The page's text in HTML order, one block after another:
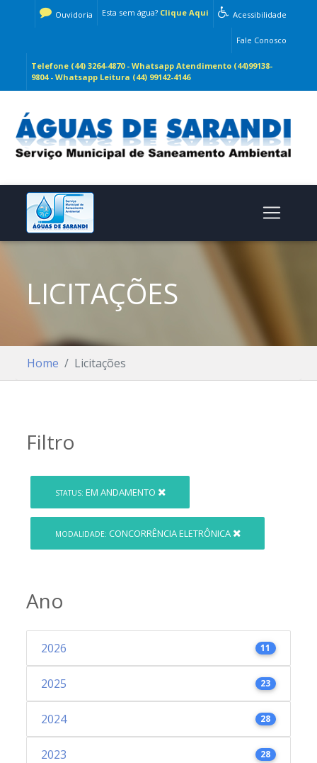
Acessibilidade
Esta sem água? Clique Aqui
Ouvidoria
Fale Conosco
Telefone (44) 3264-4870 - Whatsapp Atendimento (44)99138-
9804 - Whatsapp Leitura (44) 99142-4146
LICITAÇÕES
Home Licitações
Filtro
STATUS: EM ANDAMENTO
MODALIDADE: CONCORRÊNCIA ELETRÔNICA
Ano
2026 11
2025 23
2024 28
2023 28